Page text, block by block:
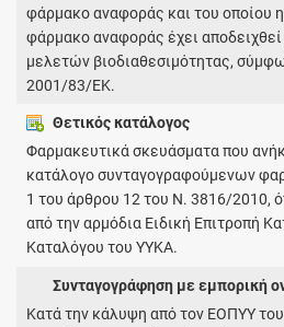
φάρμακο αναφοράς και του οποίου
φάρμακο αναφοράς έχει
μελετών βιοδιαθεσιμότητας,
2001/83/ΕΚ.
Θετικός κατάλογος
Φαρμακευτικά σκευάσματα που
κατάλογο συνταγογραφούμενων
1 του άρθρου 12 του Ν. 3816/2010,
από την αρμόδια Ειδική Επιτροπή
Καταλόγου του ΥΥΚΑ.
Συνταγογράφηση με εμπορική
Κατά την κάλυψη από τον ΕΟΠΥΥ